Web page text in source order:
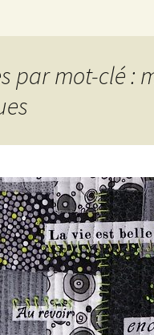
Sophie A
par mot-clé :